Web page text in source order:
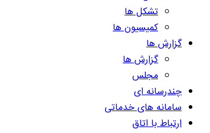
تشکل ها
کمیسیون ها
گزارش ها
گزارش ها
مجلس
چندرسانه ای
سامانه های خدماتی
ارتباط با اتاق